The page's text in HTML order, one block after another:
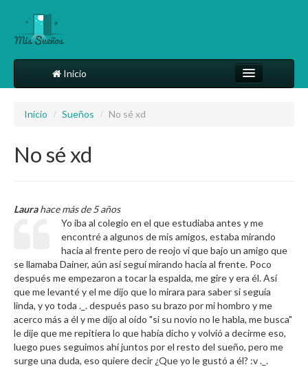
Inicio
Más
Inicio / Sueños / No sé xd
No sé xd
Laurahace más de 5 años
Yo iba al colegio en el que estudiaba antes y me
encontré a algunos de mis amigos, estaba mirando
hacia al frente pero de reojo vi que bajo un amigo que
se llamaba Dainer, aún así seguí mirando hacia al frente. Poco
después me empezaron a tocar la espalda, me gire y era él. Así
que me levanté y el me dijo que lo mirara para saber si seguía
linda, y yo toda ._. después paso su brazo por mi hombro y me
acerco más a él y me dijo al oído "si su novio no le habla, me busca"
le dije que me repitiera lo que había dicho y volvió a decirme eso,
luego pues seguimos ahí juntos por el resto del sueño, pero me
surge una duda, eso quiere decir ¿Que yo le gustó a él? :v ._.